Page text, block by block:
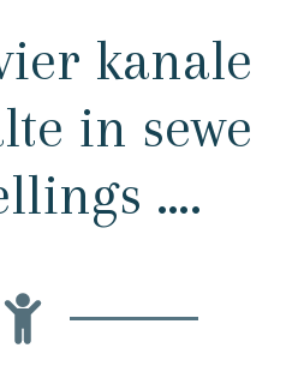
kanale
in sewe
….